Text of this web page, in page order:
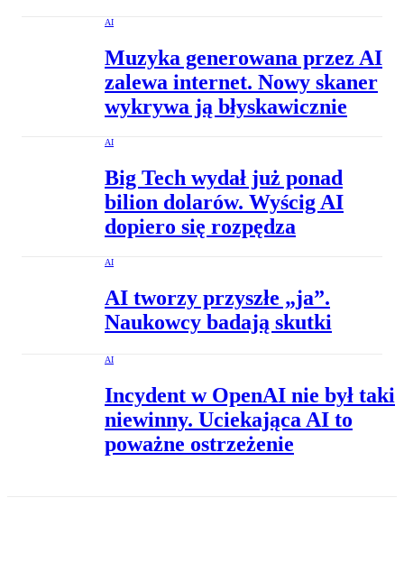
AI
Muzyka generowana przez AI
zalewa internet. Nowy skaner
wykrywa ją błyskawicznie
AI
Big Tech wydał już ponad
bilion dolarów. Wyścig AI
dopiero się rozpędza
AI
AI tworzy przyszłe „ja”.
Naukowcy badają skutki
AI
Incydent w OpenAI nie był taki
niewinny. Uciekająca AI to
poważne ostrzeżenie